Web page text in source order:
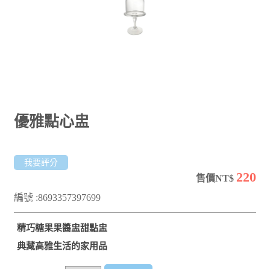
優雅點心盅
我要評分
售價NT$ 220
編號 :8693357397699
精巧糖果果醬盅甜點盅
典藏高雅生活的家用品